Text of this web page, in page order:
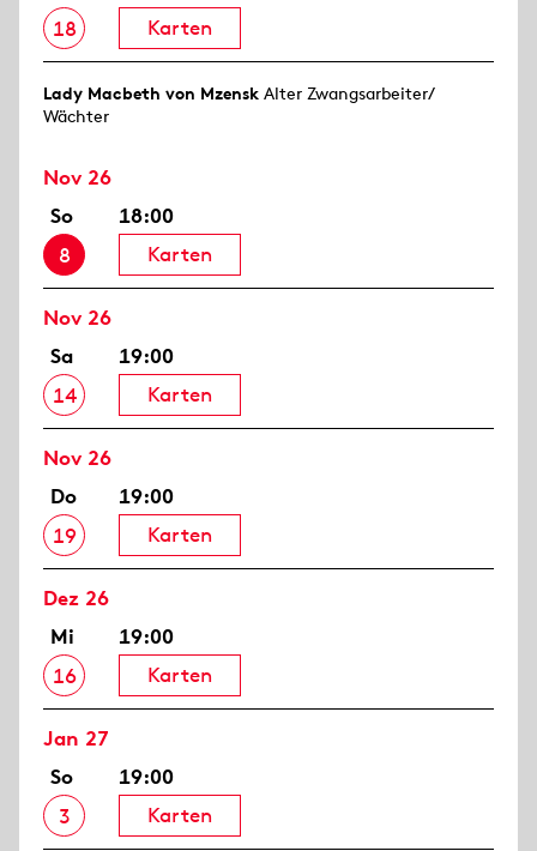
18
Karten
Lady Macbeth von Mzensk Alter Zwangsarbeiter/
Wächter
Nov 26
So
8
18:00
Karten
Nov 26
Sa
14
19:00
Karten
Nov 26
Do
19
19:00
Karten
Dez 26
Mi
16
19:00
Karten
Jan 27
So
3
19:00
Karten